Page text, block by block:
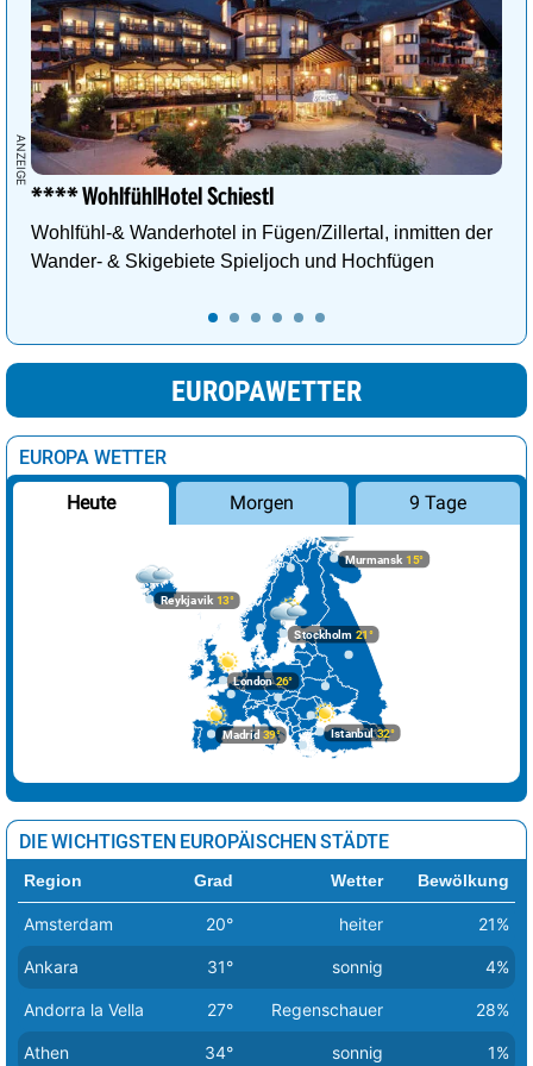
**** WohlfühlHotel Schiestl
Wohlfühl-& Wanderhotel in Fügen/Zillertal, inmitten der
Wander- & Skigebiete Spieljoch und Hochfügen
EUROPAWETTER
EUROPA WETTER
Heute Morgen 9 Tage
Murmansk 15°
Madrid39° Istanbul32°
London26°
Reykjavik 13°
Stockholm21°
DIE WICHTIGSTEN EUROPÄISCHEN STÄDTE
Region Grad Wetter Bewölkung
Amsterdam 20° heiter 21%
Ankara 31° sonnig 4%
Andorra la Vella 27° Regenschauer 28%
Athen 34° sonnig 1%